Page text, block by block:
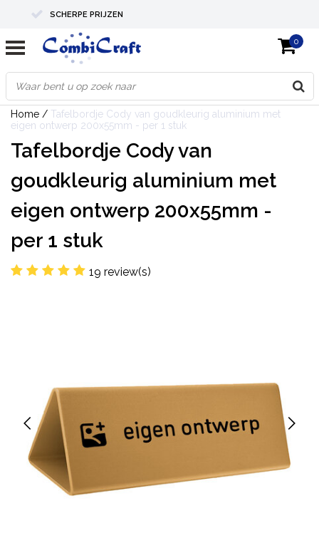
SCHERPE PRIJZEN
PROFESSIONELE KWALITEIT
EXPERTS IN MAATWERK
0
Home / Tafelbordje Cody van goudkleurig aluminium met
eigen ontwerp 200x55mm - per 1 stuk
Tafelbordje Cody van
goudkleurig aluminium met
eigen ontwerp 200x55mm -
per 1 stuk
19 review(s)